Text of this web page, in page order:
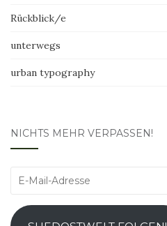
Rückblick/e
unterwegs
urban typography
NICHTS MEHR VERPASSEN!
E-
Adresse